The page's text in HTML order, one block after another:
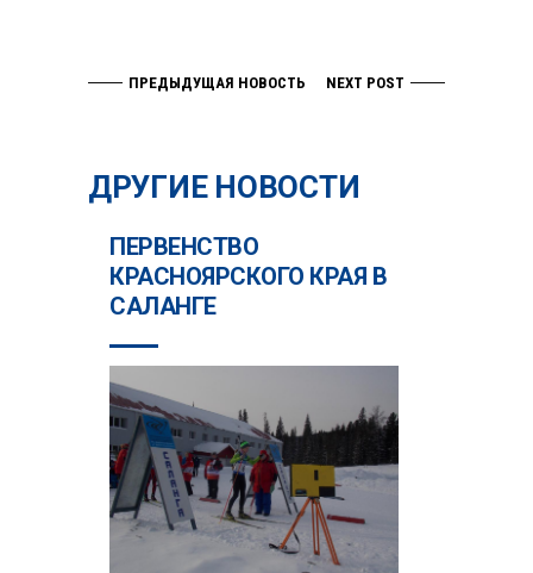
ПРЕДЫДУЩАЯ НОВОСТЬ NEXT POST
ДРУГИЕ НОВОСТИ
ПЕРВЕНСТВО
КРАСНОЯРСКОГО КРАЯ В
САЛАНГЕ